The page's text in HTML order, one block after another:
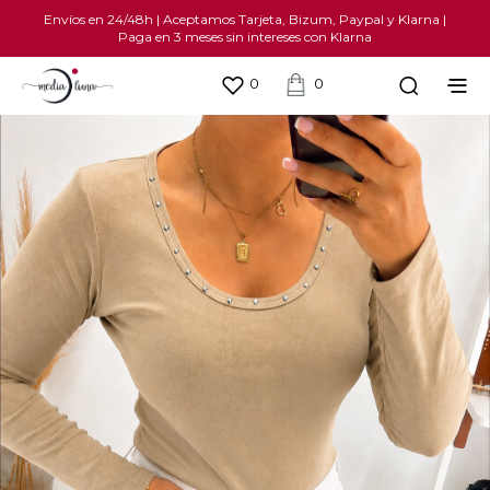
Envíos en 24/48h | Aceptamos Tarjeta, Bizum, Paypal y Klarna |
Paga en 3 meses sin intereses con Klarna
0 0